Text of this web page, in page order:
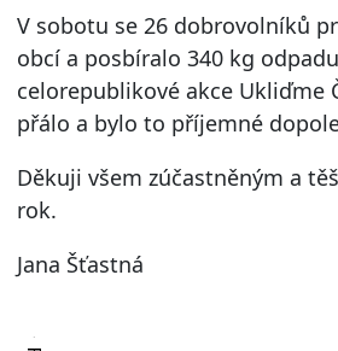
V sobotu se 26 dobrovolníků
obcí a posbíralo 340 kg
celorepublikové akce Ukliďme
přálo a bylo to příjemné
Děkuji všem zúčastněným a
rok.
Jana Šťastná